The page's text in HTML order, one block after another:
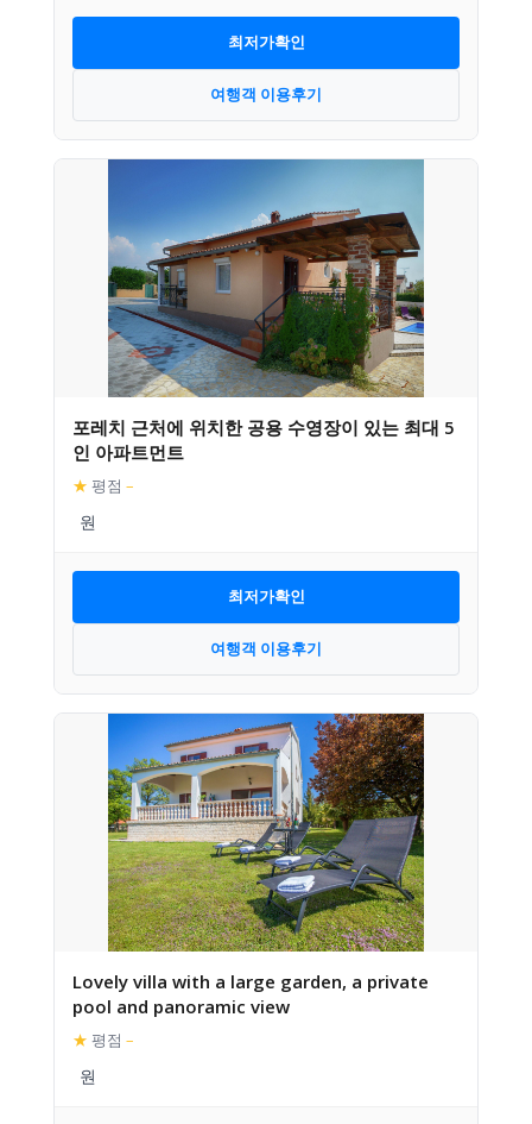
최저가확인
여행객 이용후기
포레치 근처에 위치한 공용 수영장이 있는 최대 5
인 아파트먼트
★ 평점 –
최저가확인
여행객 이용후기
Lovely villa with a large garden, a private
pool and panoramic view
★ 평점 –